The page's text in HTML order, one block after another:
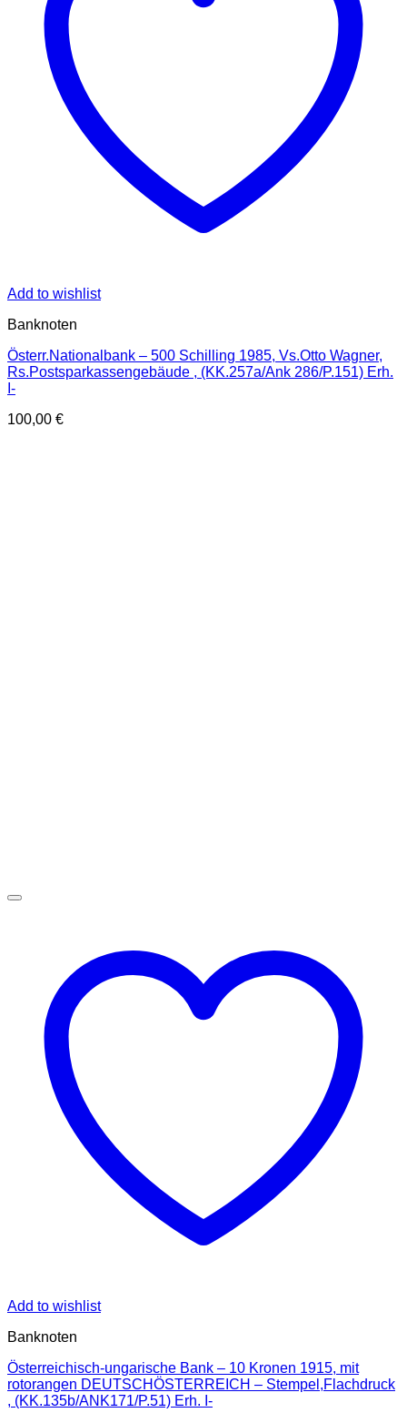
Add to wishlist
Banknoten
Österr.Nationalbank – 500 Schilling 1985, Vs.Otto Wagner,
Rs.Postsparkassengebäude , (KK.257a/Ank 286/P.151) Erh.
I-
100,00 €
Add to wishlist
Banknoten
Österreichisch-ungarische Bank – 10 Kronen 1915, mit
rotorangen DEUTSCHÖSTERREICH – Stempel,Flachdruck
, (KK.135b/ANK171/P.51) Erh. I-